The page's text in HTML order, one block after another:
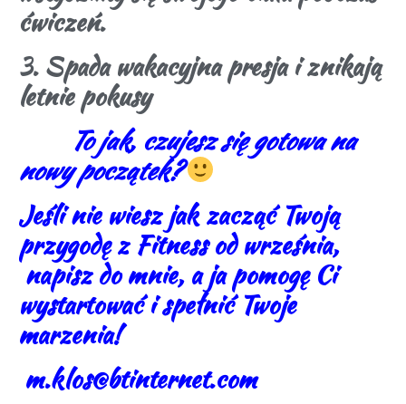
ćwiczeń.
3. Spada wakacyjna presja i znikają
letnie pokusy
To jak, czujesz się gotowa na
nowy początek?
Jeśli nie wiesz jak zacząć Twoją
przygodę z Fitness od września,
napisz do mnie, a ja pomogę Ci
wystartować i spełnić Twoje
marzenia!
m.klos@btinternet.com